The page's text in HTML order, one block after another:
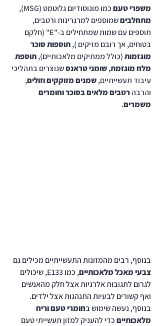
משפרי טעם כמו מונוסודיום גלוטמט (MSG),
מתחלבים שמוספים למרגרינות ורטבים,
תוספים עם שמות שמתחילים ב-"E" (חלקם
בטוחים, אך רובם מזיקים ), תוספות סוכר
מוגזמות (כולל ממתיקים מלאכותיים), תוספת
מלח מוגזמת, שומני טראנס שנוצרים בתהליכי
עיבוד תעשייתיים, שמנים מזוקקים וזולים,
והרבה רטבים מלאים בסוכר וחומרים
משמרים.
בנוסף, רבים מהמזונות התעשייתיים מכילים גם
צבעי מאכל מלאכותיים
, כמו E133, שיכולים
לגרום לתגובות אלרגיות אצל חלק מהאנשים
ואף קשורים לבעיות התנהגות אצל ילדים.
בנוסף, נעשה שימוש בחומרי טעם וריח
מלאכותיים כדי להעניק למזון תעשייתי טעם